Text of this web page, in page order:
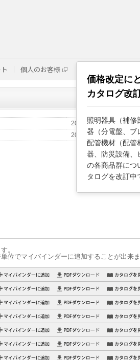
個人のお客様
2026年1月
20
。
位でマイバインダーに追加することが出来ま
価格改定に
カタログ改
照明器具（補修
器（分電盤、ブ
配管機材（配管
器、防災設備、
の各商品群につ
タログを改訂中